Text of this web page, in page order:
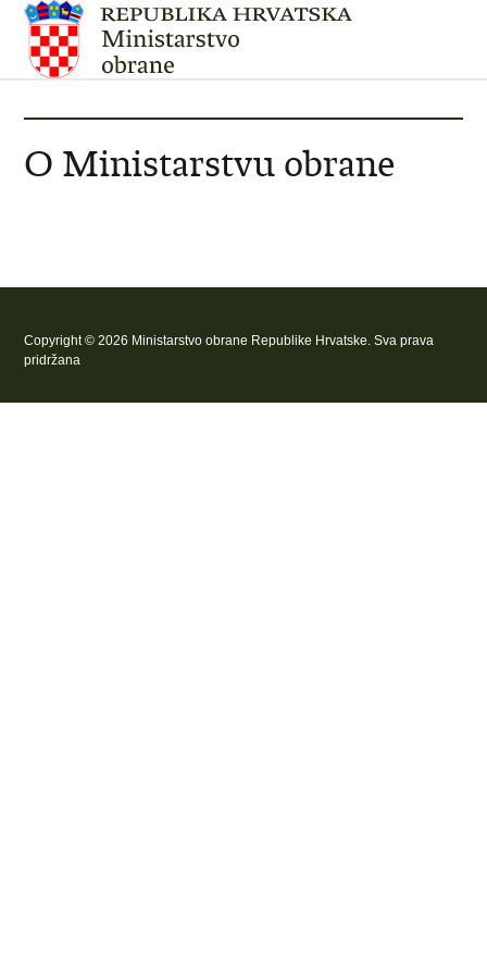
O Ministarstvu obrane
Copyright © 2026 Ministarstvo obrane Republike Hrvatske. Sva prava
pridržana